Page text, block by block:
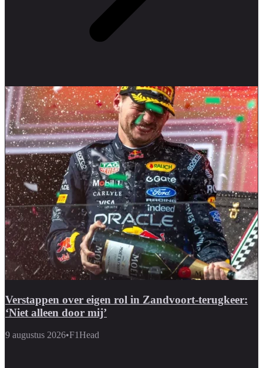
Verstappen over eigen rol in Zandvoort-terugkeer:
‘Niet alleen door mij’
9 augustus 2026•F1Head